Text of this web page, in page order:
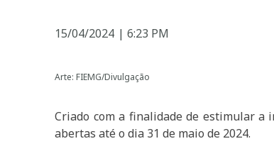
15/04/2024 | 6:23 PM
Arte: FIEMG/Divulgação
Criado com a finalidade de estimular a
abertas até o dia 31 de maio de 2024.